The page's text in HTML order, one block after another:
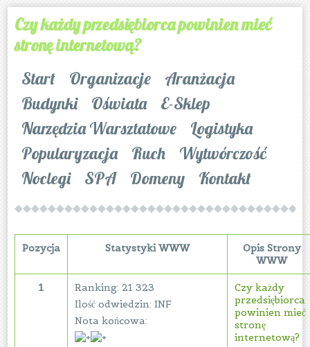
Czy każdy przedsiębiorca powinien mieć
stronę internetową?
Start
Organizacje
Aranżacja
Budynki
Oświata
E-Sklep
Narzędzia Warsztatowe
Logistyka
Popularyzacja
Ruch
Wytwórczość
Noclegi
SPA Domeny Kontakt
Pozycja Statystyki WWW
Opis Strony
WWW
1
Ranking: 21 323
Ilość odwiedzin: INF
Nota końcowa:
Czy każdy
przedsiębiorca
powinien mieć
stronę
internetową?